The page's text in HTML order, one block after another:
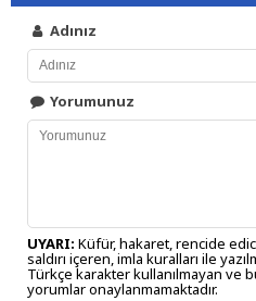
Adınız
Yorumunuz
UYARI: Küfür, hakaret, rencide
saldırı içeren, imla kuralları ile
Türkçe karakter kullanılmayan ve
yorumlar onaylanmamaktadır.